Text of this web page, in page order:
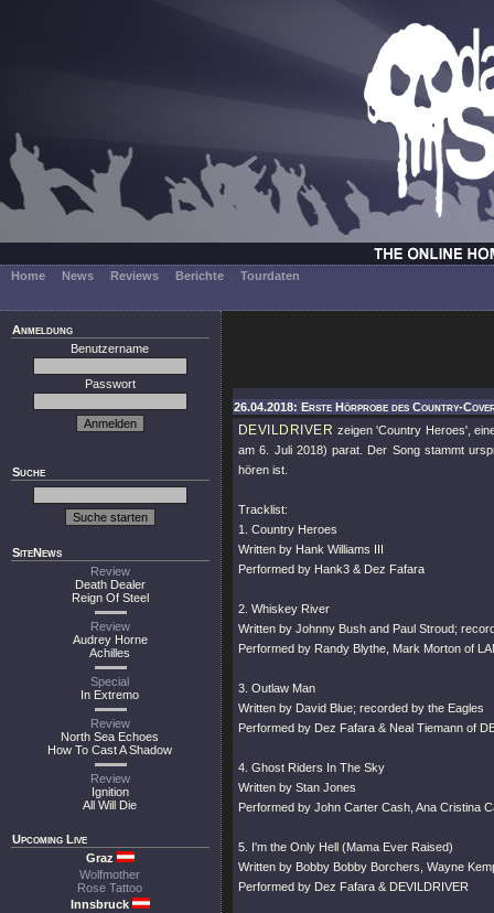
Home News Reviews Berichte Tourdaten
Anmeldung
Benutzername
Passwort
Suche
SiteNews
Review
Death Dealer
Reign Of Steel
Review
Audrey Horne
Achilles
Special
In Extremo
Review
North Sea Echoes
How To Cast A Shadow
Review
Ignition
All Will Die
Upcoming Live
Graz
Wolfmother
Rose Tattoo
Innsbruck
26.04.2018: Erste Hörprobe des Country-
DEVILDRIVER zeigen 'Country Heroes',
am 6. Juli 2018) parat. Der Song stammt
hören ist.
Tracklist:
1. Country Heroes
Written by Hank Williams III
Performed by Hank3 & Dez Fafara
2. Whiskey River
Written by Johnny Bush and Paul Stroud;
Performed by Randy Blythe, Mark Morton of
3. Outlaw Man
Written by David Blue; recorded by the Eagles
Performed by Dez Fafara & Neal Tiemann of
4. Ghost Riders In The Sky
Written by Stan Jones
Performed by John Carter Cash, Ana Cristina
5. I'm the Only Hell (Mama Ever Raised)
Written by Bobby Bobby Borchers, Wayne
Performed by Dez Fafara & DEVILDRIVER